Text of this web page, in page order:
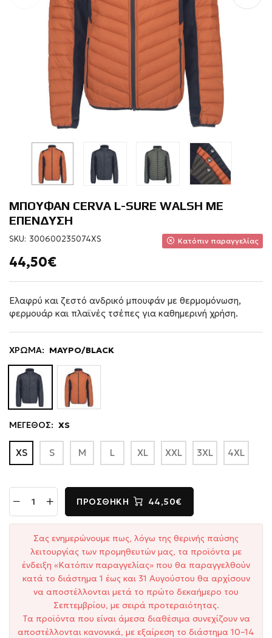
ΜΠΟΥΦΑΝ CERVA L-SURE WALSH ΜΕ
ΕΠΕΝΔΥΣΗ
SKU: 300600235074XS Κατόπιν παραγγελίας
44,50€
Ελαφρύ και ζεστό ανδρικό μπουφάν με θερμομόνωση,
φερμουάρ και πλαϊνές τσέπες για καθημερινή χρήση.
ΧΡΩΜΑ: ΜΑΥΡΟ/BLACK
ΜΕΓΕΘΟΣ: XS
XS S M L XL XXL 3XL 4XL
ΠΡΟΣΘΉΚΗ 44,50€
Σας ενημερώνουμε πως, λόγω της θερινής παύσης
λειτουργίας των προμηθευτών μας, τα προϊόντα με
ένδειξη «Κατόπιν παραγγελίας» που θα παραγγελθούν
κατά το διάστημα 1 έως και 31 Αυγούστου θα αρχίσουν
να αποστέλλονται μετά το πρώτο δεκαήμερο του
Σεπτεμβρίου, με σειρά προτεραιότητας.
Τα προϊόντα που είναι άμεσα διαθέσιμα συνεχίζουν να
αποστέλλονται κανονικά, με εξαίρεση το διάστημα 10–14